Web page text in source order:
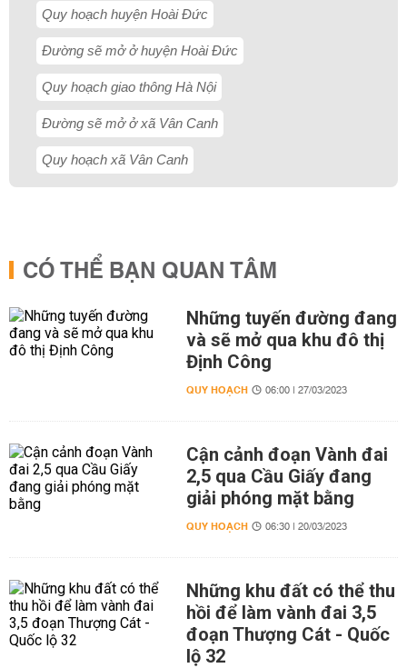
Quy hoạch huyện Hoài Đức
Đường sẽ mở ở huyện Hoài Đức
Quy hoạch giao thông Hà Nội
Đường sẽ mở ở xã Vân Canh
Quy hoạch xã Vân Canh
CÓ THỂ BẠN QUAN TÂM
Những tuyến đường đang
và sẽ mở qua khu đô thị
Định Công
QUY HOẠCH 06:00 | 27/03/2023
Cận cảnh đoạn Vành đai
2,5 qua Cầu Giấy đang
giải phóng mặt bằng
QUY HOẠCH 06:30 | 20/03/2023
Những khu đất có thể thu
hồi để làm vành đai 3,5
đoạn Thượng Cát - Quốc
lộ 32